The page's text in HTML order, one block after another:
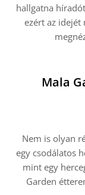
hallgatna
ezért az idejét
Mala
Nem is olyan
egy csodálatos
mint egy
Garden